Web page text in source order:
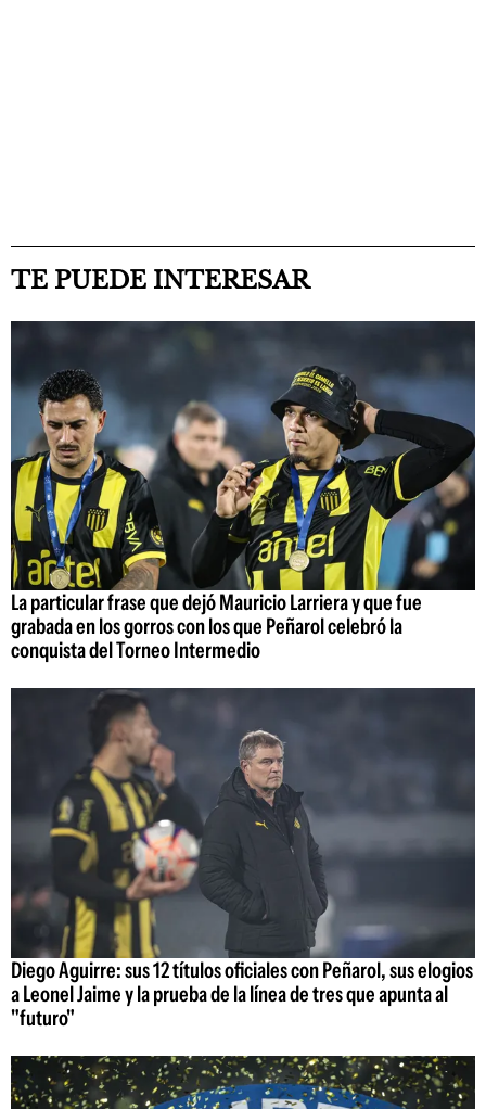
TE PUEDE INTERESAR
La particular frase que dejó Mauricio Larriera y que fue
grabada en los gorros con los que Peñarol celebró la
conquista del Torneo Intermedio
Diego Aguirre: sus 12 títulos oficiales con Peñarol, sus elogios
a Leonel Jaime y la prueba de la línea de tres que apunta al
"futuro"